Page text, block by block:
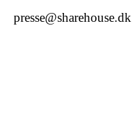
presse@sharehouse.dk